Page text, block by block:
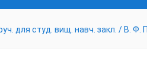
для студ. вищ. навч. закл. / В.